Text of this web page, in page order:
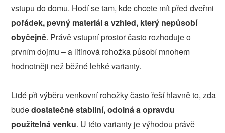
vstupu do domu. Hodí se tam, kde chcete mít před dveřmi
pořádek, pevný materiál a vzhled, který nepůsobí
obyčejně. Právě vstupní prostor často rozhoduje o
prvním dojmu – a litinová rohožka působí mnohem
hodnotněji než běžné lehké varianty.
Lidé při výběru venkovní rohožky často řeší hlavně to, zda
budedostatečně stabilní, odolná a opravdu
použitelná venku. U této varianty je výhodou právě